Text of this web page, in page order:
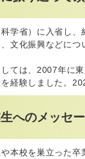
学省）に入省し、
文化振興などに
ては、2007年に
経験しました。
へのメッセ
本校を巣立った